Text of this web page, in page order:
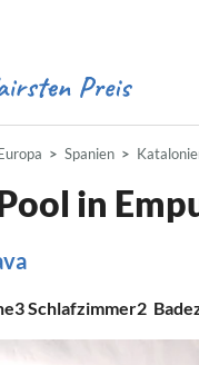
Spanien
in
3Schlafzimmer2